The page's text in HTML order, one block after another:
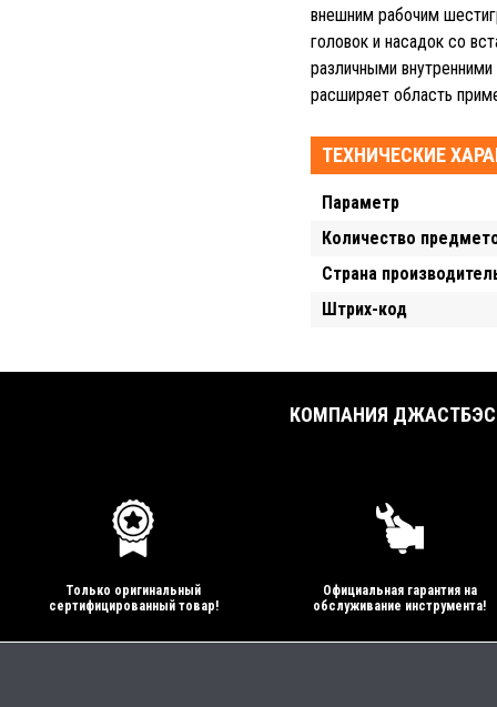
внешним рабочим
головок и насадок со
различными
расширяет область
ТЕХНИЧЕСКИЕ
Параметр
Количество
Страна
Штрих-код
КОМПАНИЯ
Только оригинальный
сертифицированный товар!
Официальная гарантия на
обслуживание инструмента!